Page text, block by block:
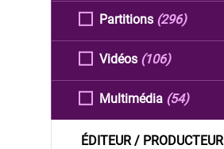
Partitions (296)
Vidéos (106)
Multimédia (54)
ÉDITEUR / PRODUCTEUR